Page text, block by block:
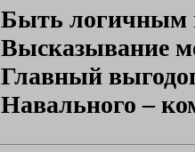
Быть логичным
Высказывание
Главный
Навального –